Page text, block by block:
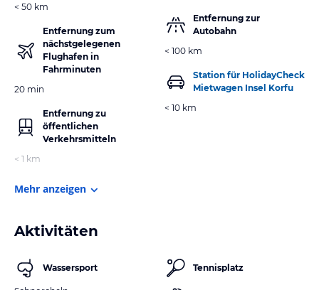
< 50 km
Entfernung zum
nächstgelegenen
Flughafen in
Fahrminuten
20 min
Entfernung zu
öffentlichen
Verkehrsmitteln
< 1 km
Entfernung zur
Autobahn
< 100 km
Station für HolidayCheck
Mietwagen Insel Korfu
< 10 km
Mehr anzeigen
Aktivitäten
Wassersport Tennisplatz